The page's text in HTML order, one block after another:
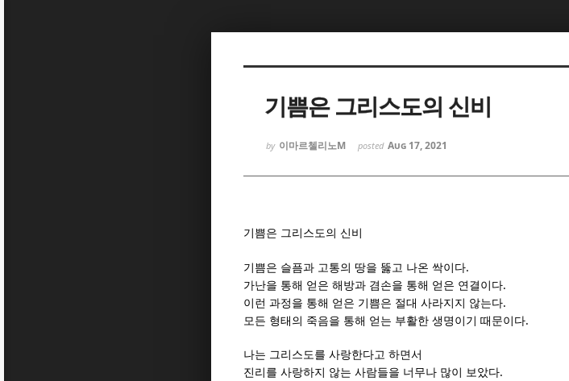
기쁨은 그리스도의 신비
by 이마르첼리노M posted Aug 17, 2021
기쁨은 그리스도의 신비
기쁨은 슬픔과 고통의 땅을 뚫고 나온 싹이다.
가난을 통해 얻은 해방과 겸손을 통해 얻은 연결이다.
이런 과정을 통해 얻은 기쁨은 절대 사라지지 않는다.
모든 형태의 죽음을 통해 얻는 부활한 생명이기 때문이다.
나는 그리스도를 사랑한다고 하면서
진리를 사랑하지 않는 사람들을 너무나 많이 보았다.
Sketchbook5, 스케치북5
Sketchbook5, 스케치북5